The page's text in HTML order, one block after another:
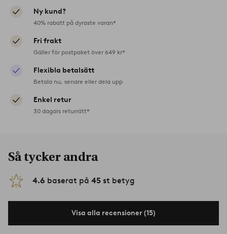
Ny kund?
40% rabatt på dyraste varan*
Fri frakt
Gäller för postpaket över 649 kr*
Flexibla betalsätt
Betala nu, senare eller dela upp
Enkel retur
30 dagars returrätt*
Så tycker andra
4.6 baserat på 45 st betyg
Visa alla recensioner (15)